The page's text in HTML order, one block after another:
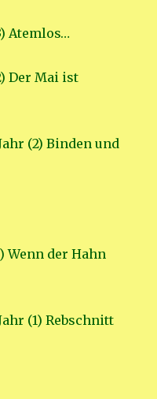
Atemlos…
Der Mai ist
(2) Binden und
Wenn der Hahn
(1) Rebschnitt